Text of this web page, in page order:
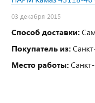
03 декабря 2015
Способ доставки:
Покупатель из:
Место работы: